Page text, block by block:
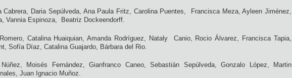
Cabrera, Daria Sepúlveda, Ana Paula Fritz, Carolina Puentes, Francisca Meza, Ayleen Jiménez,
Vannia Espinoza, Beatriz Dockeendorff.
Catalina Huaiquian, Amanda Rodríguez, Nataly Canio, Rocio Álvarez, Francisca Tapia,
Sofía Díaz, Catalina Guajardo, Bárbara del Rio.
Moisés Fernández, Gianfranco Caneo, Sebastián Sepúlveda, Gonzalo López, Martin
Juan Ignacio Muñoz.